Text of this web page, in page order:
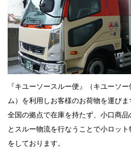
『キユーソースルー便』（キユーソ
ム）を利用しお客様のお荷物を運びま
全国の拠点で在庫を持たず、小口商品
とスルー物流を行なうことで小ロッ
をしております。